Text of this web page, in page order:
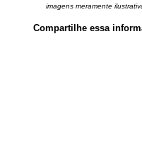
imagens meramente
Compartilhe essa